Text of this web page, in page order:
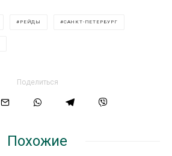
РЕЙДЫ САНКТ-ПЕТЕРБУРГ
Поделиться
Похожие